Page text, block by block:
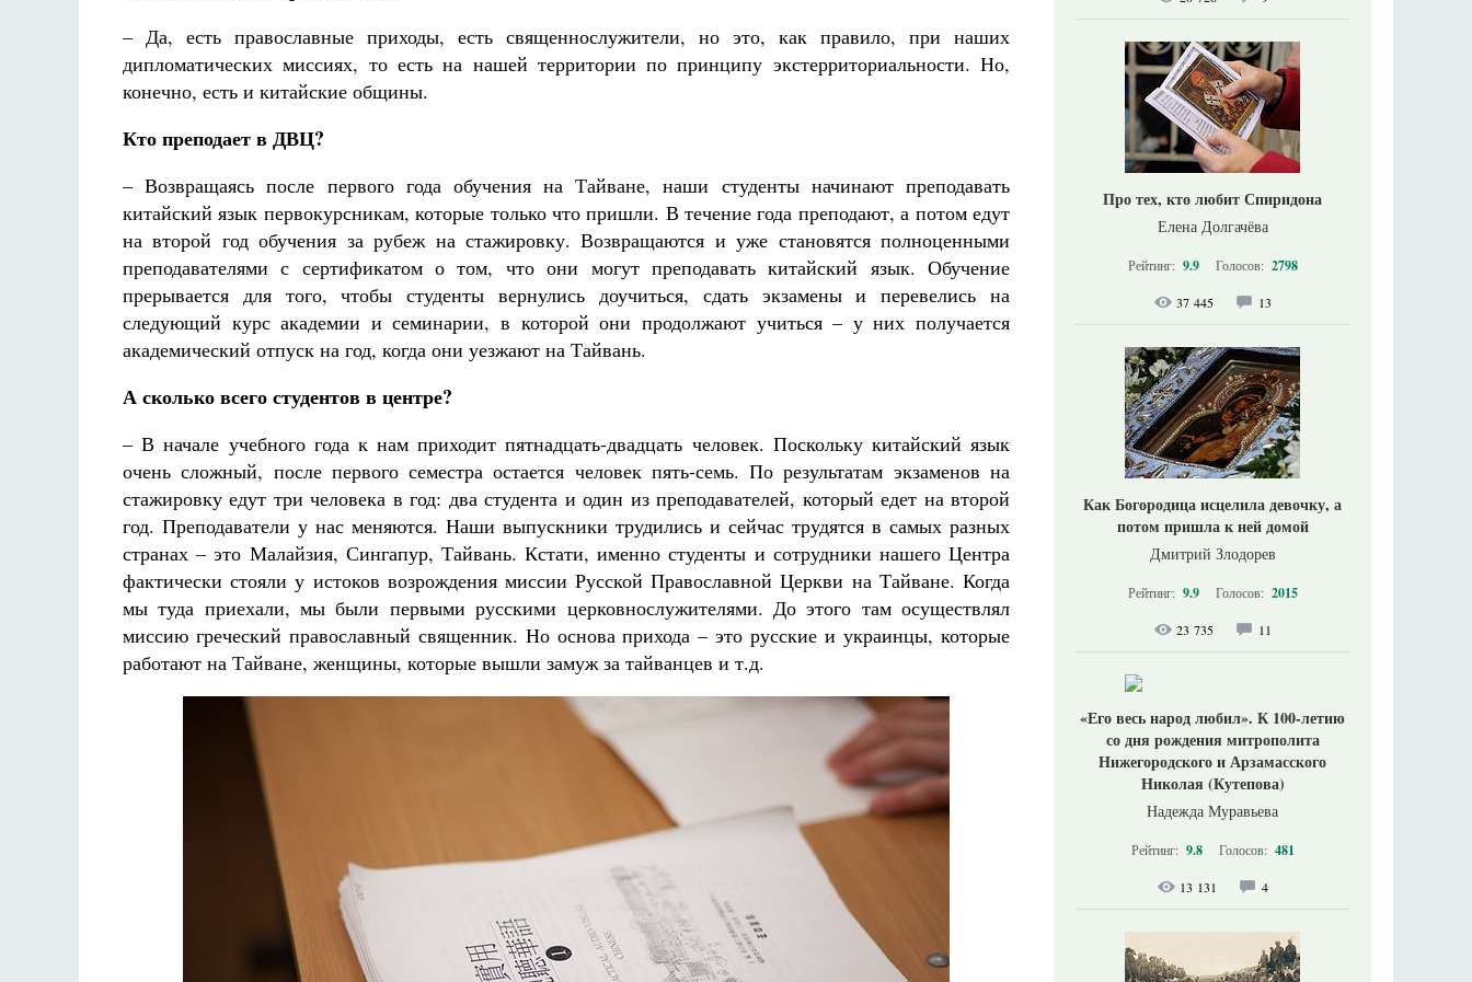
– Да, есть православные приходы, есть священнослужители, но это, как правило, при наших
дипломатических миссиях, то есть на нашей территории по принципу экстерриториальности. Но,
конечно, есть и китайские общины.
Кто преподает в ДВЦ?
– Возвращаясь после первого года обучения на Тайване, наши студенты начинают преподавать
китайский язык первокурсникам, которые только что пришли. В течение года преподают, а потом едут
на второй год обучения за рубеж на стажировку. Возвращаются и уже становятся полноценными
преподавателями с сертификатом о том, что они могут преподавать китайский язык. Обучение
прерывается для того, чтобы студенты вернулись доучиться, сдать экзамены и перевелись на
следующий курс академии и семинарии, в которой они продолжают учиться – у них получается
академический отпуск на год, когда они уезжают на Тайвань.
А сколько всего студентов в центре?
– В начале учебного года к нам приходит пятнадцать-двадцать человек. Поскольку китайский язык
очень сложный, после первого семестра остается человек пять-семь. По результатам экзаменов на
стажировку едут три человека в год: два студента и один из преподавателей, который едет на второй
год. Преподаватели у нас меняются. Наши выпускники трудились и сейчас трудятся в самых разных
странах – это Малайзия, Сингапур, Тайвань. Кстати, именно студенты и сотрудники нашего Центра
фактически стояли у истоков возрождения миссии Русской Православной Церкви на Тайване. Когда
мы туда приехали, мы были первыми русскими церковнослужителями. До этого там осуществлял
миссию греческий православный священник. Но основа прихода – это русские и украинцы, которые
работают на Тайване, женщины, которые вышли замуж за тайванцев и т.д.
Про тех, кто любит Спиридона
Елена Долгачёва
Рейтинг: 9.9 Голосов: 2798
37 445 13
Как Богородица исцелила девочку, а
потом пришла к ней домой
Дмитрий Злодорев
Рейтинг: 9.9 Голосов: 2015
23 735 11
«Его весь народ любил». К 100-летию
со дня рождения митрополита
Нижегородского и Арзамасского
Николая (Кутепова)
Надежда Муравьева
Рейтинг: 9.8 Голосов: 481
13 131 4